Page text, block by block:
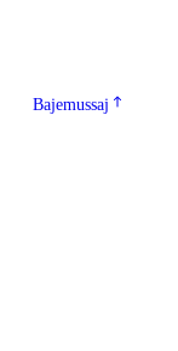
Bajemussaj